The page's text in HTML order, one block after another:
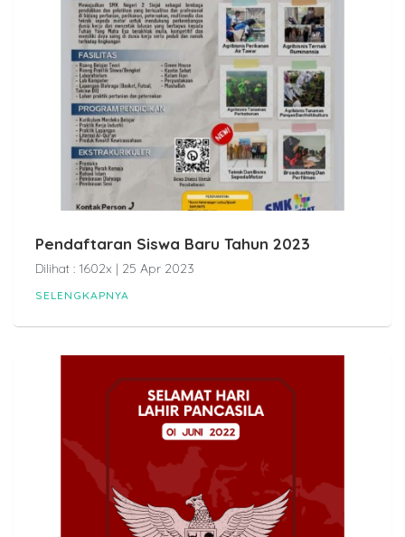
Pendaftaran Siswa Baru Tahun 2023
Dilihat : 1602x | 25 Apr 2023
SELENGKAPNYA